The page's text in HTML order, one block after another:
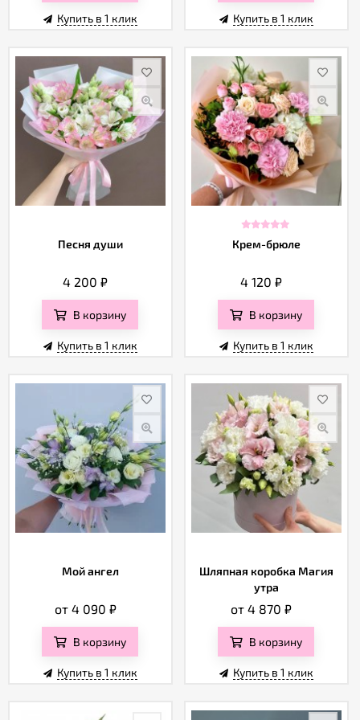
Купить в 1 клик Купить в 1 клик
Песня души
4 200₽
В корзину
Купить в 1 клик
Крем-брюле
4 120₽
В корзину
Купить в 1 клик
Мой ангел
от 4 090 ₽
В корзину
Купить в 1 клик
Шляпная коробка Магия
утра
от 4 870₽
В корзину
Купить в 1 клик